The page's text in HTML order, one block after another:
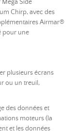
Side
Chirp, avec des
Airmar®
pour une
plusieurs écrans
ou un treuil,
des données et
moteurs (la
et les données